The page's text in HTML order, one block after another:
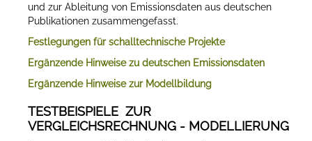
und zur Ableitung von Emissionsdaten aus deutschen
Publikationen zusammengefasst.
Festlegungen für schalltechnische Projekte
Ergänzende Hinweise zu deutschen Emissionsdaten
Ergänzende Hinweise zur Modellbildung
TESTBEISPIELE ZUR
VERGLEICHSRECHNUNG - MODELLIERUNG